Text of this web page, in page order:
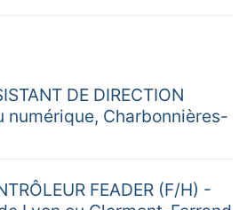
DE DIRECTION
numérique, Charbonnières-
FEADER (F/H) -